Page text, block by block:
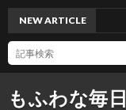
もふわな毎日
NEW ARTICLE